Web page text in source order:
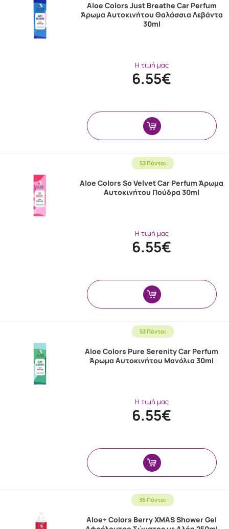
Aloe Colors Just Breathe Car Perfum
Άρωμα Aυτοκινήτου Θαλάσσια Λεβάντα
30ml
Η τιμή μας
6.55€
53 Πόντοι
Aloe Colors So Velvet Car Perfum Άρωμα
Aυτοκινήτου Πούδρα 30ml
Η τιμή μας
6.55€
53 Πόντοι
Aloe Colors Pure Serenity Car Perfum
Άρωμα Aυτοκινήτου Μανόλια 30ml
Η τιμή μας
6.55€
36 Πόντοι
Aloe+ Colors Berry XMAS Shower Gel